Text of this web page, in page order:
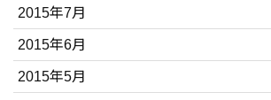
2015年7月
2015年6月
2015年5月